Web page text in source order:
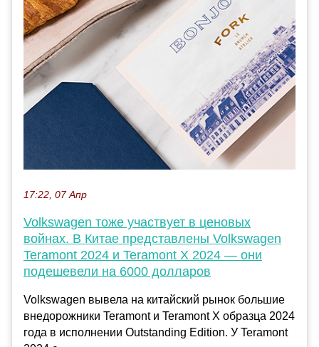
17:22, 07 Апр
Volkswagen тоже участвует в ценовых
войнах. В Китае представлены Volkswagen
Teramont 2024 и Teramont X 2024 — они
подешевели на 6000 долларов
Volkswagen вывела на китайский рынок большие
внедорожники Teramont и Teramont X образца 2024
года в исполнении Outstanding Edition. У Teramont